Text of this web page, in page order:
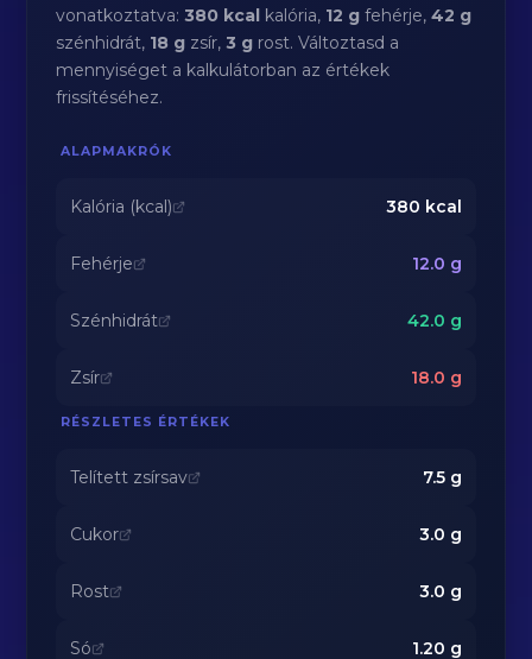
vonatkoztatva:380 kcal kalória, 12 g fehérje,42 g
szénhidrát, 18 g zsír,3 g rost. Változtasd a
mennyiséget a kalkulátorban az értékek
frissítéséhez.
ALAPMAKRÓK
Kalória (kcal) 380 kcal
Fehérje 12.0 g
Szénhidrát 42.0 g
Zsír 18.0 g
RÉSZLETES ÉRTÉKEK
Telített zsírsav 7.5g
Cukor 3.0 g
Rost 3.0 g
Só 1.20 g